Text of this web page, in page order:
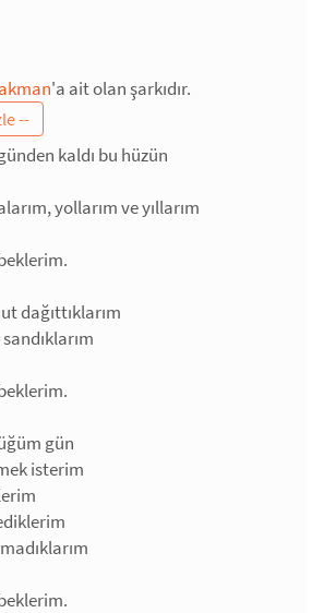
'a ait olan şarkıdır.
kaldı bu hüzün
yollarım ve yıllarım
dağıttıklarım
gün
isterim